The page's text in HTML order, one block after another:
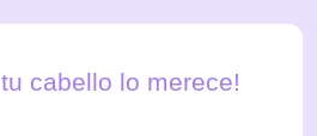
tu cabello lo merece!